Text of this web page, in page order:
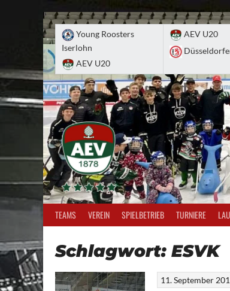
Young Roosters
Iserlohn
AEV U20
AEV U20
TEAMS VEREIN SPIELBETRIEB TURNIERE
Schlagwort: ESVK
11. September